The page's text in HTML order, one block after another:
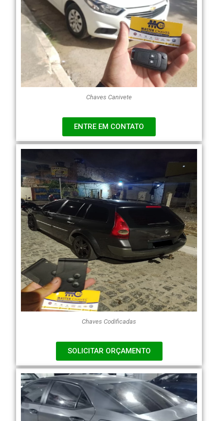
Chaves Canivete
ENTRE EM CONTATO
Chaves Codificadas
SOLICITAR ORÇAMENTO